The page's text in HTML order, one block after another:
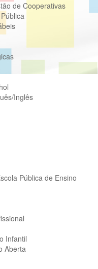
de Cooperativas
Inglês
Pública de Ensino
Infantil
Aberta